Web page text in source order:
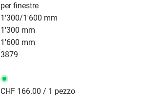
per finestre
1'300/1'600 mm
1'300 mm
1'600 mm
3879
CHF 166.00 / 1 pezzo